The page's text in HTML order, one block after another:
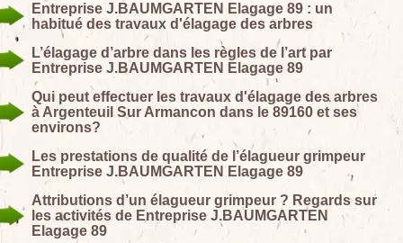
Entreprise J.BAUMGARTEN Elagage 89 : un
habitué des travaux d'élagage des arbres
L’élagage d’arbre dans les règles de l’art par
Entreprise J.BAUMGARTEN Elagage 89
Qui peut effectuer les travaux d'élagage des arbres
à Argenteuil Sur Armancon dans le 89160 et ses
environs?
Les prestations de qualité de l’élagueur grimpeur
Entreprise J.BAUMGARTEN Elagage 89
Attributions d’un élagueur grimpeur ? Regards sur
les activités de Entreprise J.BAUMGARTEN
Elagage 89